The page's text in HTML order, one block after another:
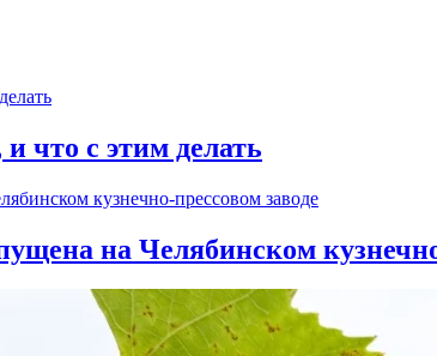
что с этим делать
на Челябинском